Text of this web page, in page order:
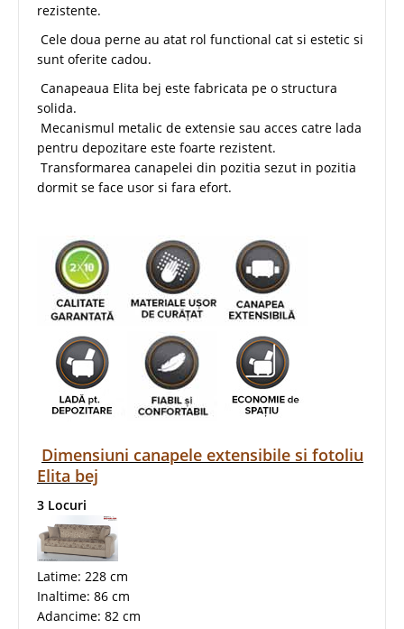
rezistente.
Cele doua perne au atat rol functional cat si estetic si
sunt oferite cadou.
Canapeaua Elita bej este fabricata pe o structura
solida.
Mecanismul metalic de extensie sau acces catre lada
pentru depozitare este foarte rezistent.
Transformarea canapelei din pozitia sezut in pozitia
dormit se face usor si fara efort.
Dimensiuni canapele extensibile si fotoliu
Elita bej
3 Locuri
Latime: 228 cm
Inaltime: 86 cm
Adancime: 82 cm